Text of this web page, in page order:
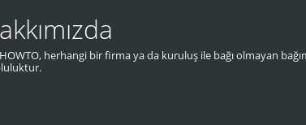
herhangi bir firma ya da kuruluş ile bağı olmayan